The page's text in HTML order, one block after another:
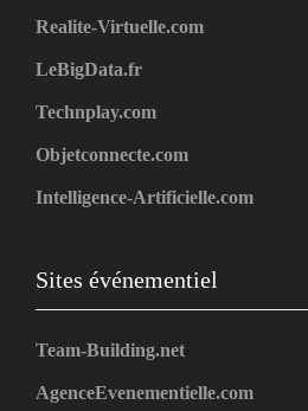
Realite-Virtuelle.com
LeBigData.fr
Technplay.com
Objetconnecte.com
Intelligence-Artificielle.com
Sites événementiel
Team-Building.net
AgenceEvenementielle.com